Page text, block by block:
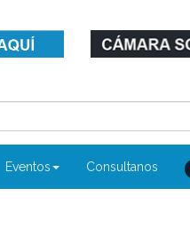
Eventos Consultanos